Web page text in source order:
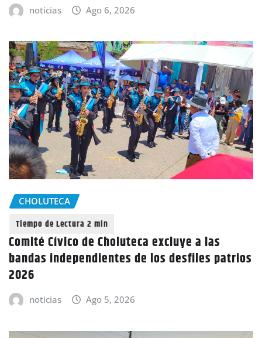
noticias Ago 6, 2026
CHOLUTECA
Comité Cívico de Choluteca excluye a las
bandas independientes de los desfiles patrios
2026
noticias Ago 5, 2026